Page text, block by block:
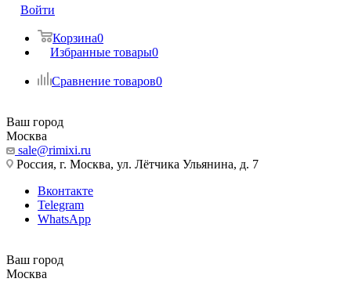
Войти
Корзина0
Избранные товары0
Сравнение товаров0
Ваш город
Москва
sale@rimixi.ru
Россия, г. Москва, ул. Лётчика Ульянина, д. 7
Вконтакте
Telegram
WhatsApp
Ваш город
Москва